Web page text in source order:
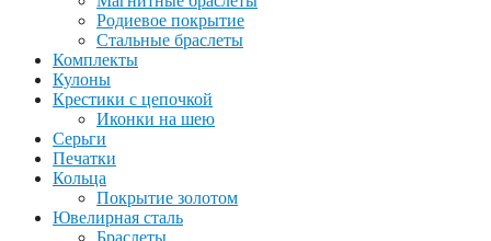
Родиевое покрытие
Стальные браслеты
Комплекты
Кулоны
Крестики с цепочкой
Иконки на шею
Серьги
Печатки
Кольца
Покрытие золотом
Ювелирная сталь
Браслеты